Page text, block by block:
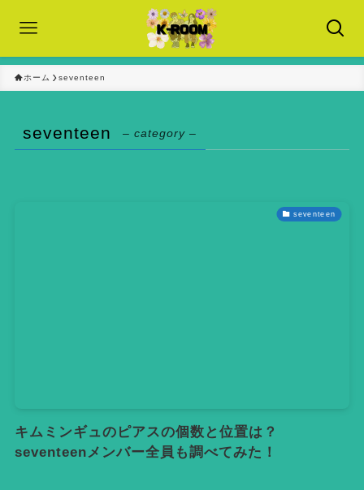
ホーム seventeen
seventeen – category –
seventeen
キムミンギュのピアスの個数と位置は？
seventeenメンバー全員も調べてみた！